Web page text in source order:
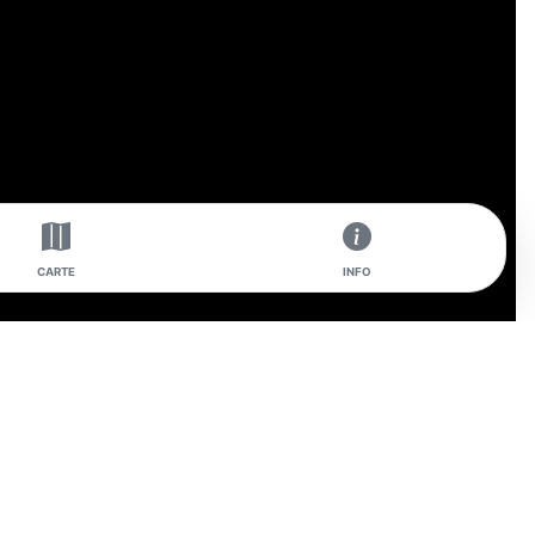
CARTE INFO